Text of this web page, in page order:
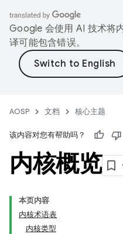
Google 会使用 AI 技术将
译可能包含错误。
AOSP 文档 核心主题
该内容对您有帮助吗？
内核概览
本页内容
内核术语表
内核类型